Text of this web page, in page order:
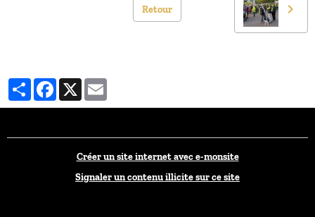
Retour
PartagerFacebook
X
Créer un site internet avec e-monsite
Signaler un contenu illicite sur ce site